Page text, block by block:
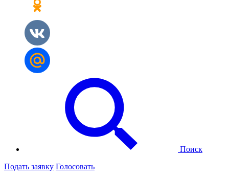
Поиск
Подать заявку Голосовать